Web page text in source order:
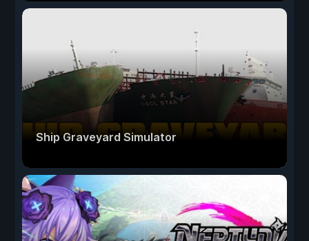
Ship Graveyard Simulator